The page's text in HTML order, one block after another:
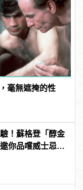
毫無遮掩的性
！蘇格登「醇金
你品嚐威士忌凍